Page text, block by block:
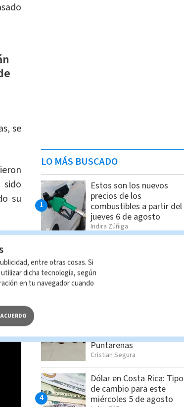
se
su
LO MÁS BUSCADO
Estos son los nuevos
precios de los
combustibles a partir del
jueves 6 de agosto
Indira Zúñiga
asesinado; ataque armado
quedó grabado | VIDEO
Redacción Multimedios
contratar personal en
Puntarenas
Cristian Segura
Dólar en Costa Rica: Tipo
de cambio para este
miércoles 5 de agosto
entre otras cosas. Si
dicha tecnología, según
en tu navegador cuando